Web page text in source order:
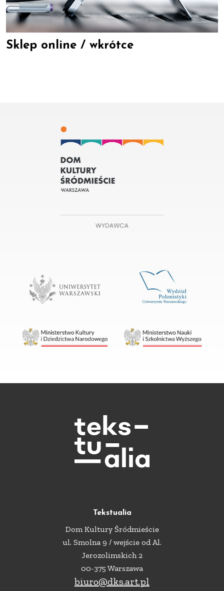
Sklep online / wkrótce
Tekstualia
Dom Kultury Śródmieście
ul. Smolna 9 / wejście od Al.
Jerozolimskich 2
00-375 Warszawa
biuro@dks.art.pl